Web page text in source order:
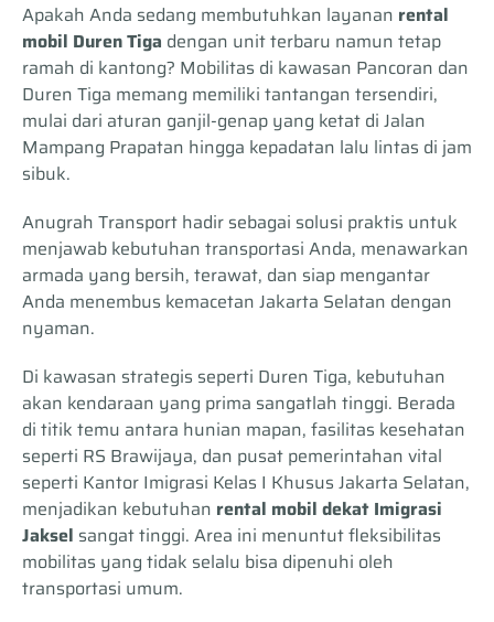
Apakah Anda sedang membutuhkan layanan rental
mobil Duren Tiga dengan unit terbaru namun tetap
ramah di kantong? Mobilitas di kawasan Pancoran dan
Duren Tiga memang memiliki tantangan tersendiri,
mulai dari aturan ganjil-genap yang ketat di Jalan
Mampang Prapatan hingga kepadatan lalu lintas di jam
sibuk.
Anugrah Transport hadir sebagai solusi praktis untuk
menjawab kebutuhan transportasi Anda, menawarkan
armada yang bersih, terawat, dan siap mengantar
Anda menembus kemacetan Jakarta Selatan dengan
nyaman.
Di kawasan strategis seperti Duren Tiga, kebutuhan
akan kendaraan yang prima sangatlah tinggi. Berada
di titik temu antara hunian mapan, fasilitas kesehatan
seperti RS Brawijaya, dan pusat pemerintahan vital
seperti Kantor Imigrasi Kelas I Khusus Jakarta Selatan,
menjadikan kebutuhan rental mobil dekat Imigrasi
Jaksel sangat tinggi. Area ini menuntut fleksibilitas
mobilitas yang tidak selalu bisa dipenuhi oleh
transportasi umum.